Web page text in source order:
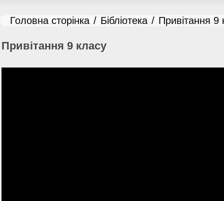
Головна сторінка / Бібліотека / Привітання 9
Привітання 9 класу